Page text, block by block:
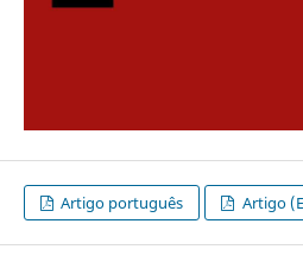
Artigo português Artigo